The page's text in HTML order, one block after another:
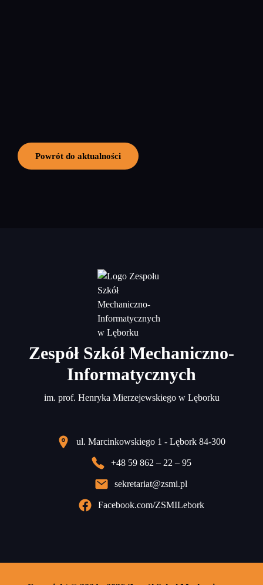
Powrót do aktualności
Zespół Szkół Mechaniczno-
Informatycznych
im. prof. Henryka Mierzejewskiego w Lęborku
ul. Marcinkowskiego 1 - Lębork 84-300
+48 59 862 – 22 – 95
sekretariat@zsmi.pl
Facebook.com/ZSMILebork